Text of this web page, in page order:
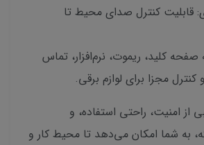
قابلیت کنترل صدای محیط تا
صفحه کلید، ریموت، نرم‌افزار، تماس
مجزا برای لوازم برقی.
از امنیت، راحتی استفاده، و
به شما امکان می‌دهد تا محیط کار و